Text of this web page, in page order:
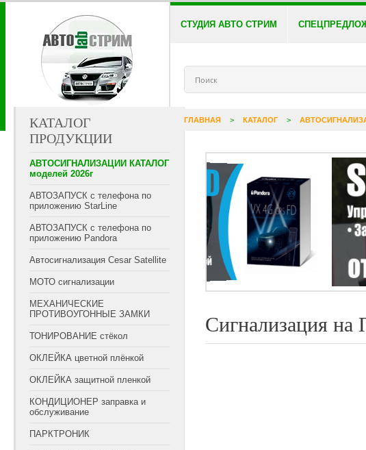
СТУДИЯ АВТО СТРИМ
ГЛАВНАЯ > КАТАЛОГ >
КАТАЛОГ
ПРОДУКЦИИ
АВТОСИГНАЛИЗАЦИИ КАТАЛОГ
моделей 2026г
АВТОЗАПУСК с телефона по
приложению StarLine
АВТОЗАПУСК с телефона по
приложению Pandora
Автосигнализация Cesar Satellite
МОТО сигнализации
МЕХАНИЧЕСКИЕ
ПРОТИВОУГОННЫЕ ЗАМКИ
ТОНИРОВАНИЕ стёкол
ОКЛЕЙКА цветной плёнкой
ОКЛЕЙКА защитной пленкой
КОНДИЦИОНЕР заправка и
обслуживание
ПАРКТРОНИК
Сигнализация на